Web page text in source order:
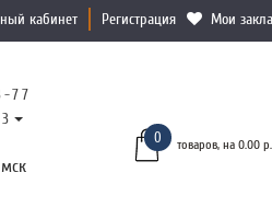
кабинет Регистрация Мои
77
0 товаров, на 0.00 р.